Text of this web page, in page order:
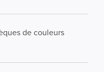
de couleurs